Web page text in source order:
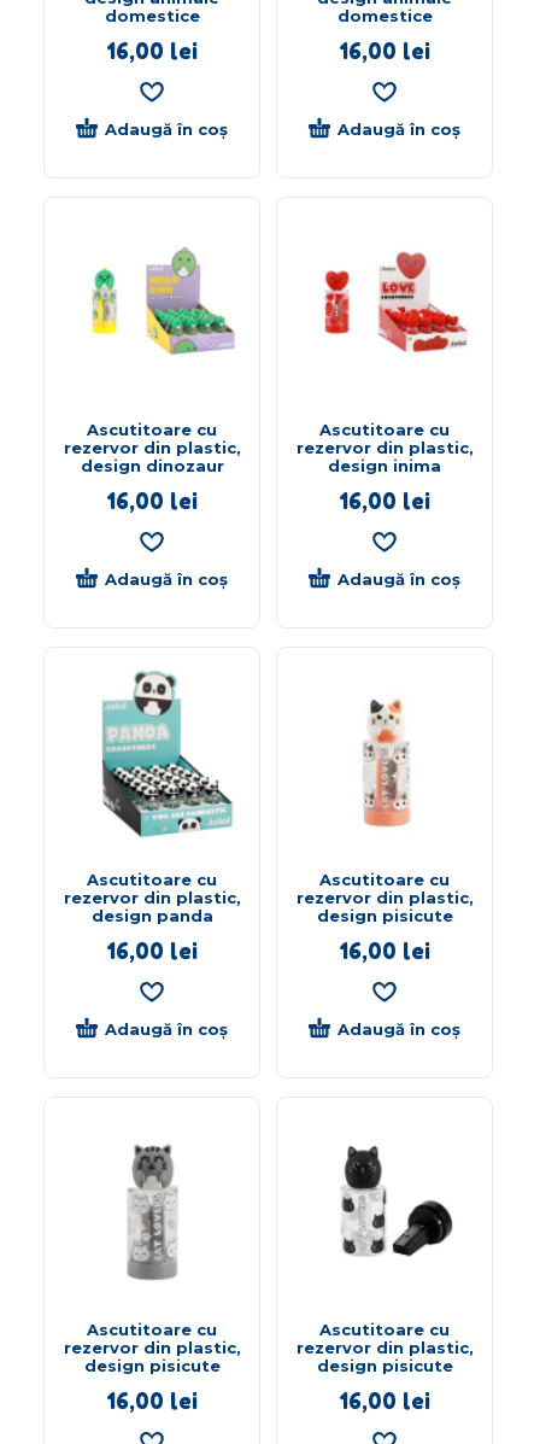
domestice
16,00 lei
Adaugă în coș
domestice
16,00 lei
Adaugă în coș
Ascutitoare cu
rezervor din plastic,
design dinozaur
16,00 lei
Adaugă în coș
Ascutitoare cu
rezervor din plastic,
design inima
16,00 lei
Adaugă în coș
Ascutitoare cu
rezervor din plastic,
design panda
16,00 lei
Adaugă în coș
Ascutitoare cu
rezervor din plastic,
design pisicute
16,00 lei
Adaugă în coș
Ascutitoare cu
rezervor din plastic,
design pisicute
16,00 lei
Ascutitoare cu
rezervor din plastic,
design pisicute
16,00 lei